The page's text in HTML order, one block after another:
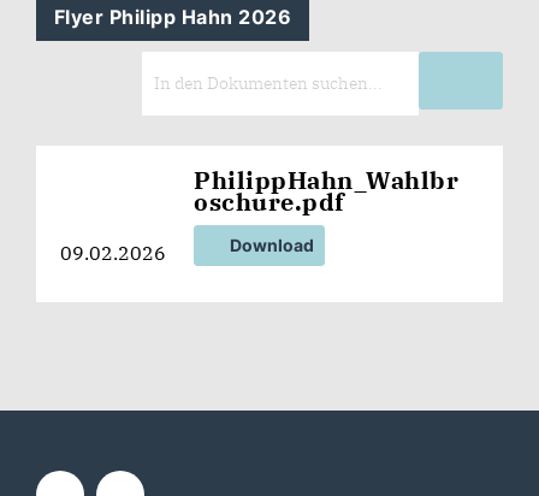
Flyer Philipp Hahn 2026
09.02.2026
PhilippHahn_Wahlbr
oschure.pdf
Download